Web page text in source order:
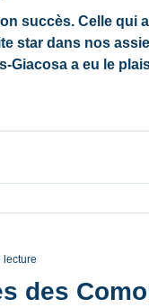
succès. Celle qui
star dans nos
Giacosa a eu le
en biologie et
la Swiss Cetacean
des
lecture